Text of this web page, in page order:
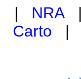
| NRA
Carto